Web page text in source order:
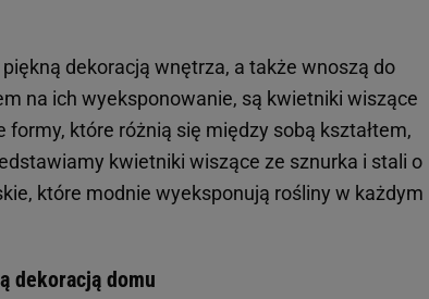
dekoracją wnętrza, a także wnoszą do
na ich wyeksponowanie, są kwietniki wiszące
które różnią się między sobą kształtem,
kwietniki wiszące ze sznurka i stali o
które modnie wyeksponują rośliny w każdym
dekoracją domu